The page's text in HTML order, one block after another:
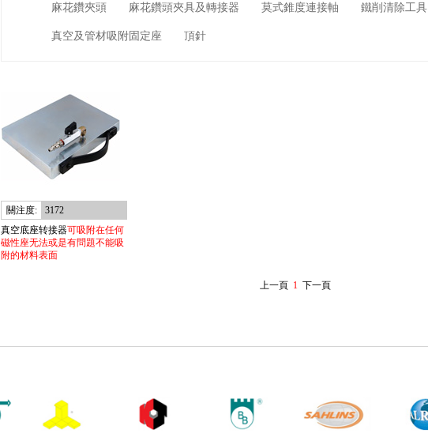
麻花鑽夾頭 麻花鑽頭夾具及轉接器 莫式錐度連接軸 鐵削清除工具
真空及管材吸附固定座 頂針
關注度:
3172
真空底座转接器可吸附在任何
磁性座无法或是有問題不能吸
附的材料表面
上一頁 1 下一頁